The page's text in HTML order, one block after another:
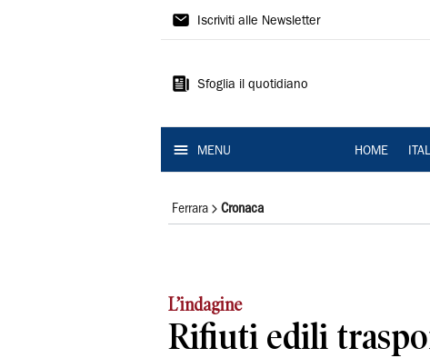
La
Ferrara
Iscriviti alle Newsletter
Sfoglia il quotidiano
MENU HOME
Ferrara Cronaca
L’indagine
Rifiuti edili